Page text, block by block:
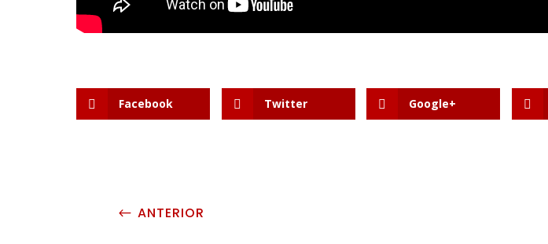
Facebook Twitter Google+
# ANTERIOR